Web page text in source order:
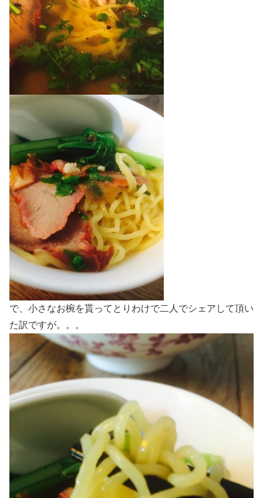
で、小さなお椀を貰ってとりわけで二人でシェアして頂い
た訳ですが。。。